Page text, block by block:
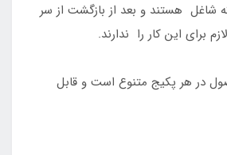
شاغل هستند و بعد از بازگشت از سر
برای این کار را ندارند.
در هر پکیج متنوع است و قابل